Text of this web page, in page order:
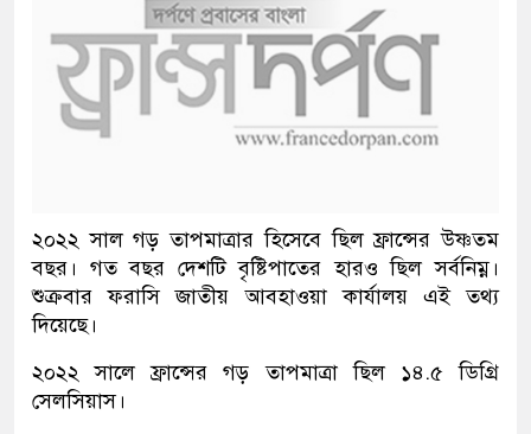
২০২২ সাল গড় তাপমাত্রার হিসেবে ছিল ফ্রান্সের উষ্ণতম
বছর। গত বছর দেশটি বৃষ্টিপাতের হারও ছিল সর্বনিম্ন।
শুক্রবার ফরাসি জাতীয় আবহাওয়া কার্যালয় এই তথ্য
দিয়েছে।
২০২২ সালে ফ্রান্সের গড় তাপমাত্রা ছিল ১৪.৫ ডিগ্রি
সেলসিয়াস।